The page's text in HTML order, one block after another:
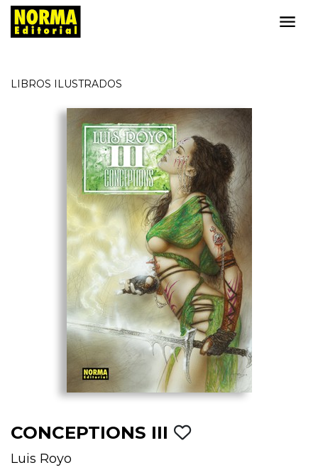
LIBROS ILUSTRADOS
CONCEPTIONS III
Luis Royo